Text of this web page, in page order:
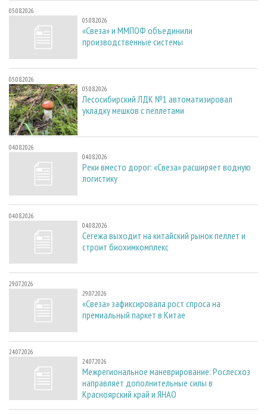
05.08.2026
05.08.2026
«Свеза» и ММПОФ объединили
производственные системы
05.08.2026
05.08.2026
Лесосибирский ЛДК №1 автоматизировал
укладку мешков с пеллетами
04.08.2026
04.08.2026
Реки вместо дорог: «Свеза» расширяет водную
логистику
04.08.2026
04.08.2026
Сегежа выходит на китайский рынок пеллет и
строит биохимкомплекс
29.07.2026
29.07.2026
«Свеза» зафиксировала рост спроса на
премиальный паркет в Китае
24.07.2026
24.07.2026
Межрегиональное маневрирование: Рослесхоз
направляет дополнительные силы в
Красноярский край и ЯНАО